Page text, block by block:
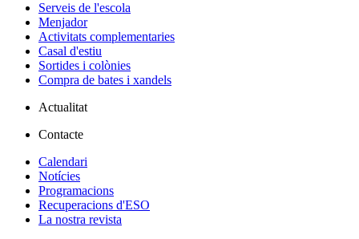
Serveis de l'escola
Menjador
Activitats complementaries
Casal d'estiu
Sortides i colònies
Compra de bates i xandels
Actualitat
Contacte
Calendari
Notícies
Programacions
Recuperacions d'ESO
La nostra revista